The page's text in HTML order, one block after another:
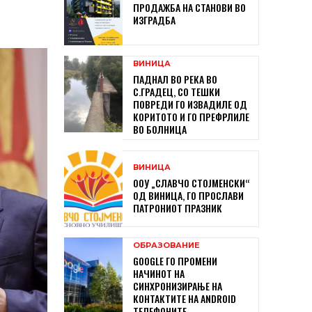
ПРОДАЖБА НА СТАНОВИ ВО
ИЗГРАДБА
ВИНИЦА
ПАДНАЛ ВО РЕКА ВО
С.ГРАДЕЦ, СО ТЕШКИ
ПОВРЕДИ ГО ИЗВАДИЛЕ ОД
КОРИТОТО И ГО ПРЕФРЛИЛЕ
ВО БОЛНИЦА
ВИНИЦА
ООУ „СЛАВЧО СТОЈМЕНСКИ“
ОД ВИНИЦА, ГО ПРОСЛАВИ
ПАТРОНИОТ ПРАЗНИК
ОБРАЗОВАНИЕ
GOOGLE ГО ПРОМЕНИ
НАЧИНОТ НА
СИНХРОНИЗИРАЊЕ НА
КОНТАКТИТЕ НА ANDROID